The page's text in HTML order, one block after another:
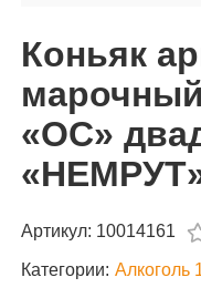
Коньяк
«ОС»
Артикул: 10014161
Категории: Алкоголь